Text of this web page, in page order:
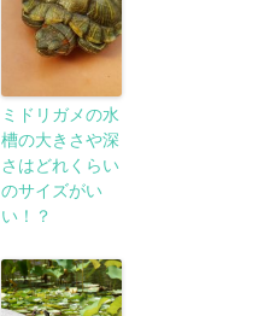
ミドリガメの水
槽の大きさや深
さはどれくらい
のサイズがい
い！？